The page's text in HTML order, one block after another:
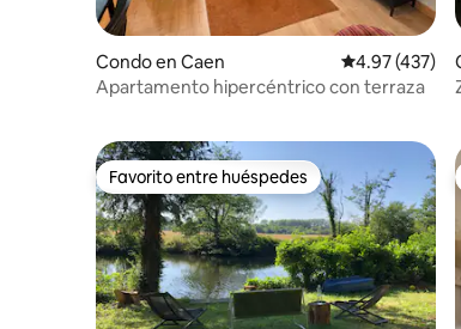
Condo en Caen Calificación
4.97 (437)
Apartamento hipercéntrico con terraza
Favorito entre huéspedes
Favorito entre huéspedes